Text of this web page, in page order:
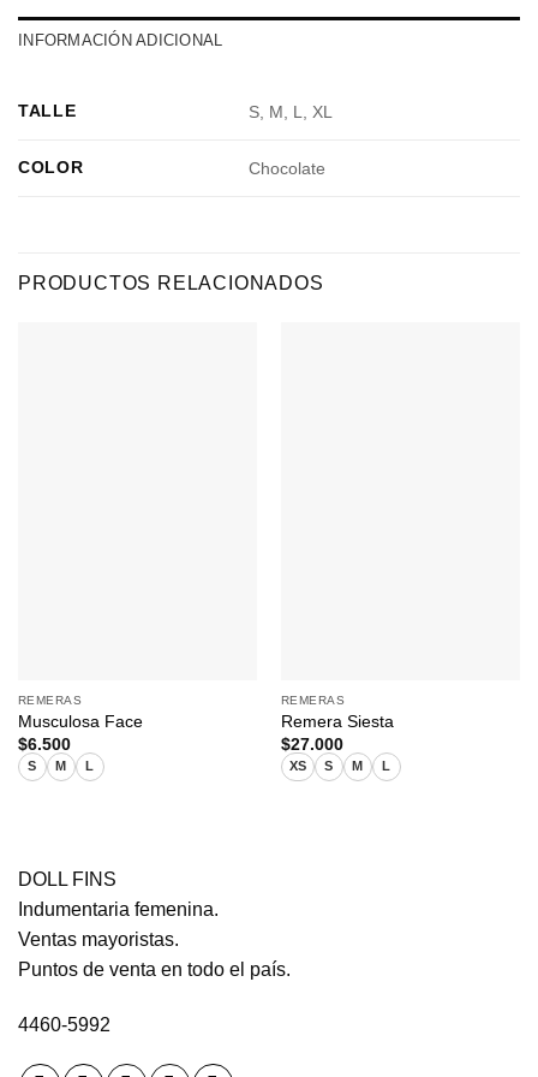
INFORMACIÓN ADICIONAL
TALLE S, M, L, XL
COLOR Chocolate
PRODUCTOS RELACIONADOS
REMERAS
Musculosa Face
$6.500
S M L
REMERAS
Remera Siesta
$27.000
XS S M L
DOLL FINS
Indumentaria femenina.
Ventas mayoristas.
Puntos de venta en todo el país.
4460-5992